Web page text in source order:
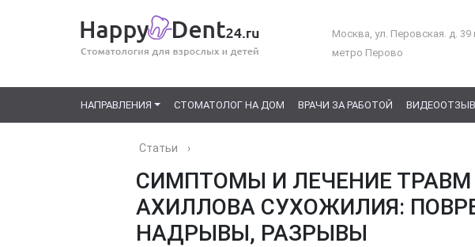
Москва, ул. Перовская. д. 39
метро Перово
НАПРАВЛЕНИЯ СТОМАТОЛОГ НА ДОМ ВРАЧИ ЗА РАБОТОЙ
Статьи ›
СИМПТОМЫ И ЛЕЧЕНИЕ
АХИЛЛОВА СУХОЖИЛИЯ:
НАДРЫВЫ, РАЗРЫВЫ